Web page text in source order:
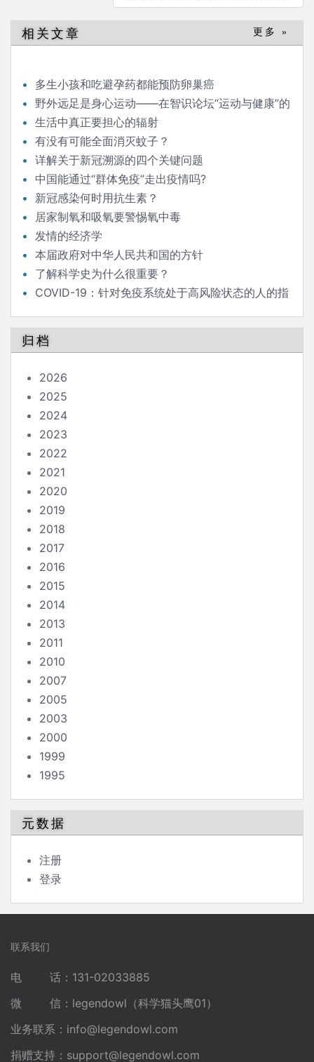
相关文章 更多 »
多生小孩和吃避孕药都能预防卵巢癌
野外远足是身心运动——在智识论坛“运动与健康”的
发言生活中真正要担心的辐射
有没有可能全面消灭蚊子？
详解关于新冠溯源的四个关键问题
中国能通过“群体免疫”走出疫情吗?
新冠感染何时用抗生素？
居家制氧和吸氧要警惕氧中毒
发情的经济学
本届政府对中华人民共和国的方针
了解科学史为什么很重要？
COVID-19：针对免疫系统处于高风险状态的人的指
归档
2026
2025
2024
2023
2022
2021
2020
2019
2018
2017
2016
2015
2014
2013
2011
2010
2007
2005
2003
2000
1999
1995
元数据
注册
登录
联系我们
电 话：131-02033885
微 信：legendowl（科学猫头鹰01）
业务联系： info@legendowl.com
捐赠支持： support@legendowl.com